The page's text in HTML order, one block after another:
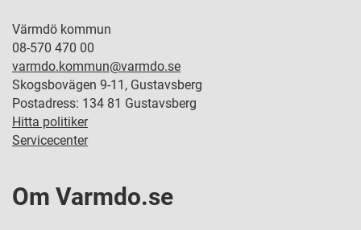
Värmdö kommun
08-570 470 00
varmdo.kommun@varmdo.se
Skogsbovägen 9-11, Gustavsberg
Postadress: 134 81 Gustavsberg
Hitta politiker
Servicecenter
Om Varmdo.se